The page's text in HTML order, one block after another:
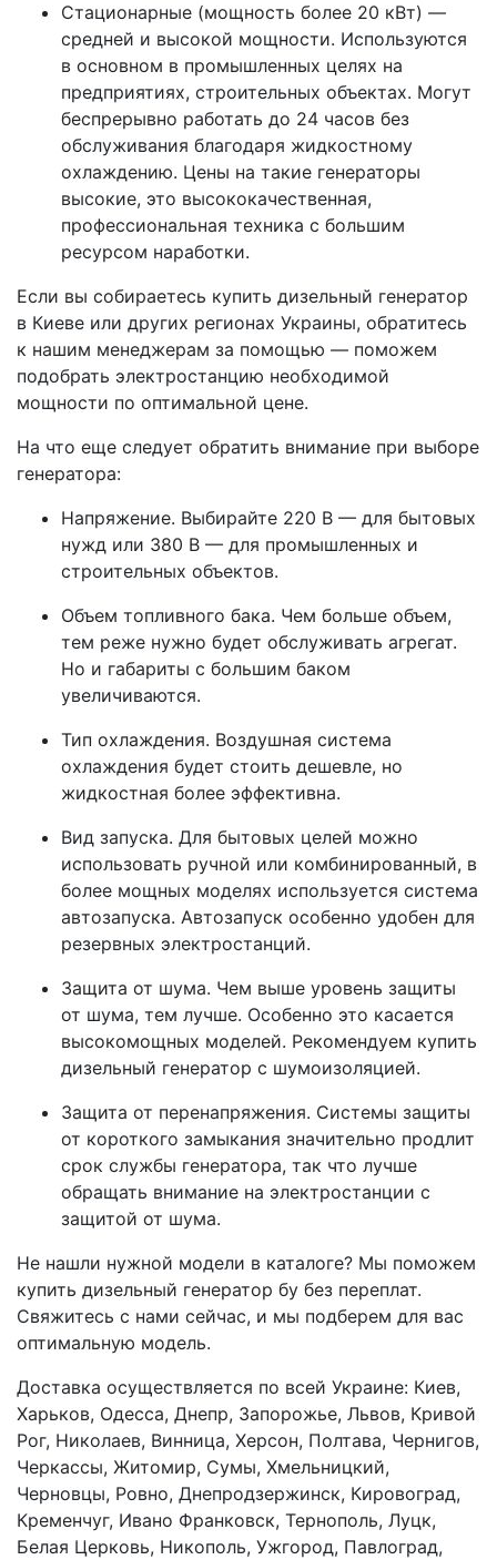
Стационарные (мощность более 20 кВт) —
средней и высокой мощности. Используются
в основном в промышленных целях на
предприятиях, строительных объектах. Могут
беспрерывно работать до 24 часов без
обслуживания благодаря жидкостному
охлаждению. Цены на такие генераторы
высокие, это высококачественная,
профессиональная техника с большим
ресурсом наработки.
Если вы собираетесь купить дизельный генератор
в Киеве или других регионах Украины, обратитесь
к нашим менеджерам за помощью — поможем
подобрать электростанцию необходимой
мощности по оптимальной цене.
На что еще следует обратить внимание при выборе
генератора:
Напряжение. Выбирайте 220 В — для бытовых
нужд или 380 В — для промышленных и
строительных объектов.
Объем топливного бака. Чем больше объем,
тем реже нужно будет обслуживать агрегат.
Но и габариты с большим баком
увеличиваются.
Тип охлаждения. Воздушная система
охлаждения будет стоить дешевле, но
жидкостная более эффективна.
Вид запуска. Для бытовых целей можно
использовать ручной или комбинированный, в
более мощных моделях используется система
автозапуска. Автозапуск особенно удобен для
резервных электростанций.
Защита от шума. Чем выше уровень защиты
от шума, тем лучше. Особенно это касается
высокомощных моделей. Рекомендуем купить
дизельный генератор с шумоизоляцией.
Защита от перенапряжения. Системы защиты
от короткого замыкания значительно продлит
срок службы генератора, так что лучше
обращать внимание на электростанции с
защитой от шума.
Не нашли нужной модели в каталоге? Мы поможем
купить дизельный генератор бу без переплат.
Свяжитесь с нами сейчас, и мы подберем для вас
оптимальную модель.
Доставка осуществляется по всей Украине: Киев,
Харьков, Одесса, Днепр, Запорожье, Львов, Кривой
Рог, Николаев, Винница, Херсон, Полтава, Чернигов,
Черкассы, Житомир, Сумы, Хмельницкий,
Черновцы, Ровно, Днепродзержинск, Кировоград,
Кременчуг, Ивано Франковск, Тернополь, Луцк,
Белая Церковь, Никополь, Ужгород, Павлоград,